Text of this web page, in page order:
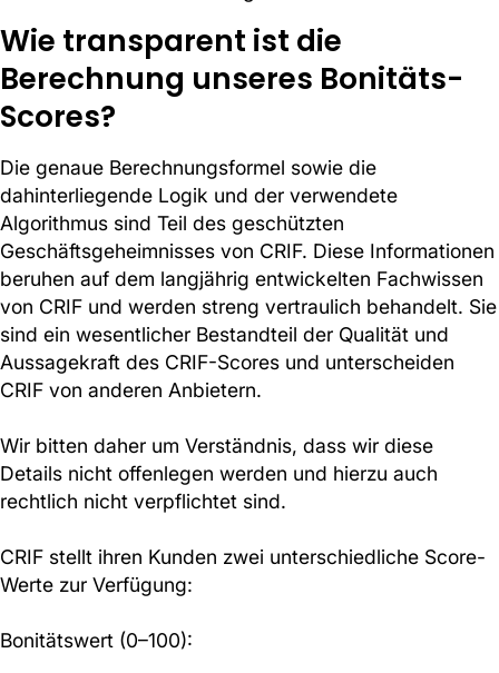
Wie transparent ist die
Berechnung unseres Bonitäts-
Scores?
Die genaue Berechnungsformel sowie die
dahinterliegende Logik und der verwendete
Algorithmus sind Teil des geschützten
Geschäftsgeheimnisses von CRIF. Diese Informationen
beruhen auf dem langjährig entwickelten Fachwissen
von CRIF und werden streng vertraulich behandelt. Sie
sind ein wesentlicher Bestandteil der Qualität und
Aussagekraft des CRIF-Scores und unterscheiden
CRIF von anderen Anbietern.
Wir bitten daher um Verständnis, dass wir diese
Details nicht offenlegen werden und hierzu auch
rechtlich nicht verpflichtet sind.
CRIF stellt ihren Kunden zwei unterschiedliche Score-
Werte zur Verfügung:
Bonitätswert (0–100):